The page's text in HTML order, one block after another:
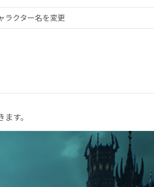
ラクター名を変更
す。